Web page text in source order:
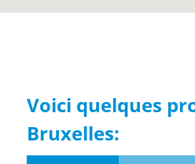
Voici quelques
Bruxelles: